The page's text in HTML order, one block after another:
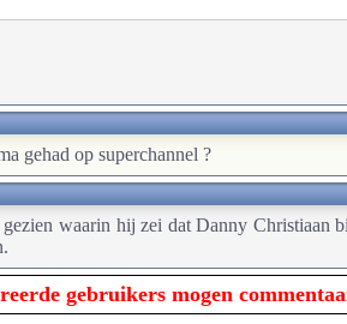
gehad op superchannel ?
waarin hij zei dat Danny Christiaan
gebruikers mogen